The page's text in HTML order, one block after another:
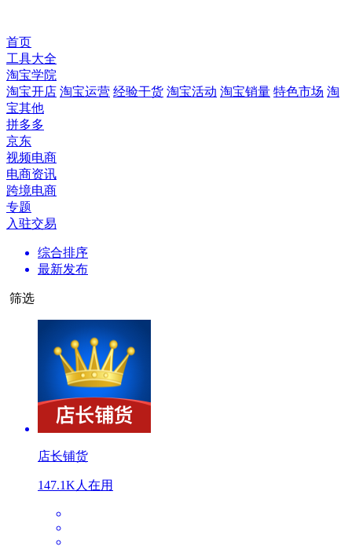
首页
工具大全
淘宝学院
淘宝开店 淘宝运营 经验干货 淘宝活动 淘宝销量 特色市场 淘
宝其他
拼多多
京东
视频电商
电商资讯
跨境电商
专题
入驻交易
综合排序
最新发布
筛选
店长铺货
147.1K人在用